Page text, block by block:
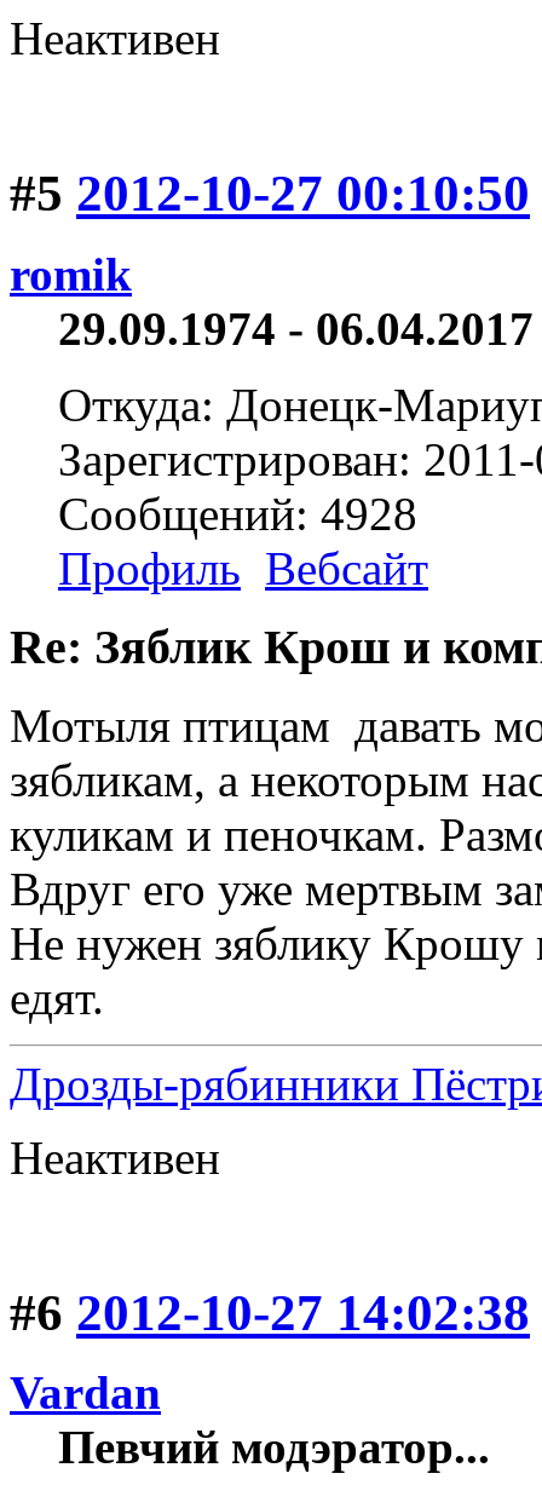
Неактивен
#5 2012-10-27 00:10:50
romik
29.09.1974 -
Откуда: Донецк-
Зарегистрирован:
Сообщений: 4928
Профиль Вебсайт
Re: Зяблик Крош и
Мотыля птицам давать
зябликам, а некоторым
куликам и пеночкам.
Вдруг его уже мертвым
Не нужен зяблику Крошу
едят.
Дрозды-рябинники
Неактивен
#6 2012-10-27 14:02:38
Vardan
Певчий модэратор...